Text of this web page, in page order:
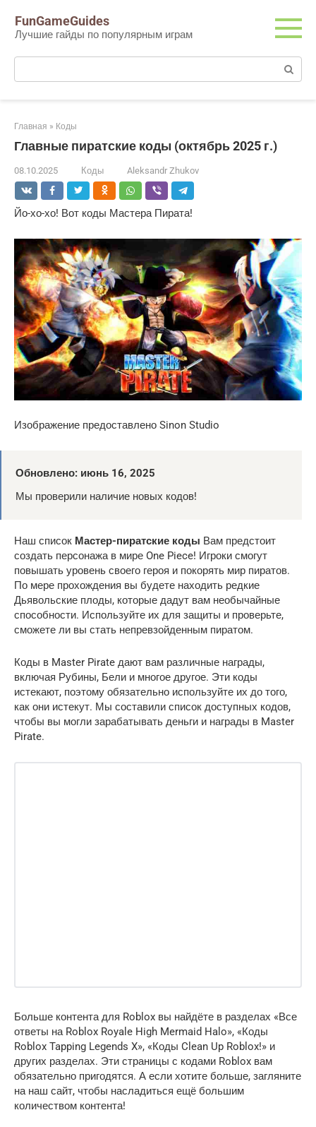
контенту
FunGameGuides
Лучшие гайды по популярным играм
Поиск:
Главная » Коды
Главные пиратские коды (октябрь 2025 г.)
08.10.2025 Коды Aleksandr Zhukov
Йо-хо-хо! Вот коды Мастера Пирата!
Изображение предоставлено Sinon Studio
Обновлено: июнь 16, 2025
Мы проверили наличие новых кодов!
Наш список Мастер-пиратские коды Вам предстоит
создать персонажа в мире One Piece! Игроки смогут
повышать уровень своего героя и покорять мир пиратов.
По мере прохождения вы будете находить редкие
Дьявольские плоды, которые дадут вам необычайные
способности. Используйте их для защиты и проверьте,
сможете ли вы стать непревзойденным пиратом.
Коды в Master Pirate дают вам различные награды,
включая Рубины, Бели и многое другое. Эти коды
истекают, поэтому обязательно используйте их до того,
как они истекут. Мы составили список доступных кодов,
чтобы вы могли зарабатывать деньги и награды в Master
Pirate.
Больше контента для Roblox вы найдёте в разделах «Все
ответы на Roblox Royale High Mermaid Halo», «Коды
Roblox Tapping Legends X», «Коды Clean Up Roblox!» и
других разделах. Эти страницы с кодами Roblox вам
обязательно пригодятся. А если хотите больше, загляните
на наш сайт, чтобы насладиться ещё большим
количеством контента!